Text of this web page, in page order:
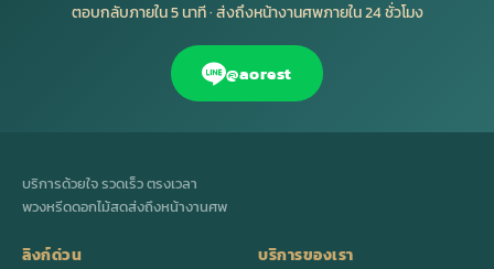
ตอบกลับภายใน 5 นาที · ส่งถึงหน้างานศพภายใน 24 ชั่วโมง
@aorest
บริการด้วยใจ รวดเร็ว ตรงเวลา
พวงหรีดดอกไม้สดส่งถึงหน้างานศพ
ลิงก์ด่วน บริการของเรา